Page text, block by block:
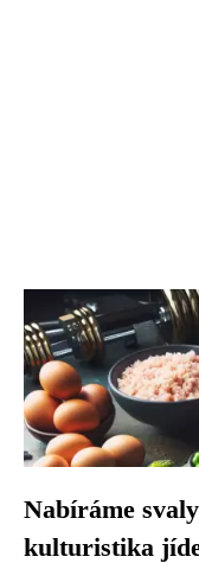
Nabíráme
kulturistika